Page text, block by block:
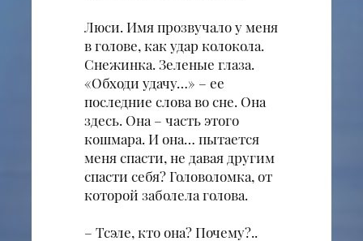
Люси. Имя прозвучало у меня
в голове, как удар колокола.
Снежинка. Зеленые глаза.
«Обходи удачу…» – ее
последние слова во сне. Она
здесь. Она – часть этого
кошмара. И она… пытается
меня спасти, не давая другим
спасти себя? Головоломка, от
которой заболела голова.
– Тсэле, кто она? Почему?..